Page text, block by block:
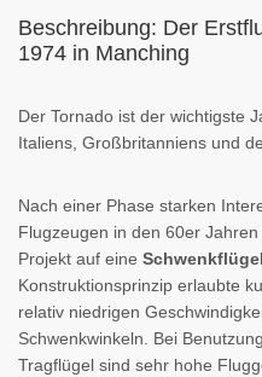
Beschreibung: Der
1974 in Manching
Der Tornado ist der wichtigste
Italiens, Großbritanniens und
Nach einer Phase starken
Flugzeugen in den 60er
Projekt auf eine
Konstruktionsprinzip erlaubte
relativ niedrigen
Schwenkwinkeln. Bei
Tragflügel sind sehr hohe